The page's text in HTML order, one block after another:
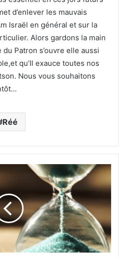
d’enlever les mauvais
Israël en général et sur la
Alors gardons la main
Patron s’ouvre elle aussi
qu’Il exauce toutes nos
Nous vous souhaitons
Réé